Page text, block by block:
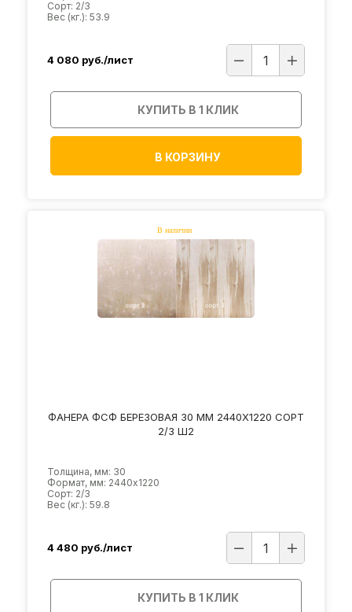
Сорт: 2/3
Вес (кг.): 53.9
4 080 руб./лист
КУПИТЬ В 1 КЛИК
В КОРЗИНУ
ФАНЕРА ФСФ БЕРЕЗОВАЯ 30 ММ 2440Х1220 СОРТ
2/3 Ш2
Толщина, мм: 30
Формат, мм: 2440х1220
Сорт: 2/3
Вес (кг.): 59.8
4 480 руб./лист
КУПИТЬ В 1 КЛИК